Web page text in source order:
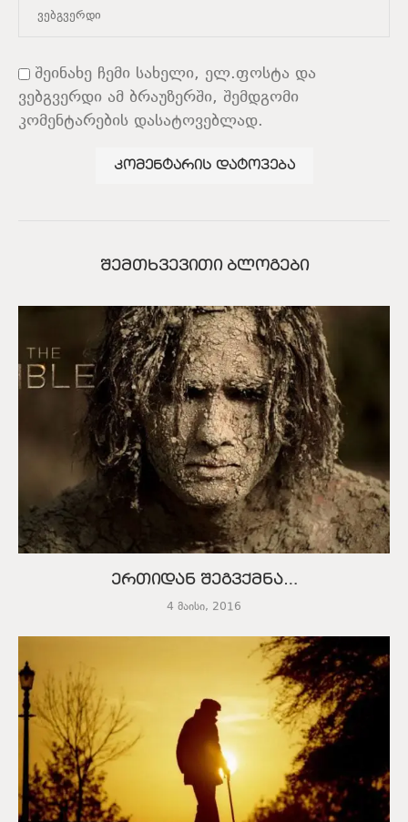
შეინახე ჩემი სახელი, ელ.ფოსტა და
ვებგვერდი ამ ბრაუზერში, შემდგომი
კომენტარების დასატოვებლად.
ᲨᲔᲛᲗᲮᲕᲔᲕᲘᲗᲘ ᲑᲚᲝᲒᲔᲑᲘ
ერთიდან შეგვქმნა…
4 მაისი, 2016